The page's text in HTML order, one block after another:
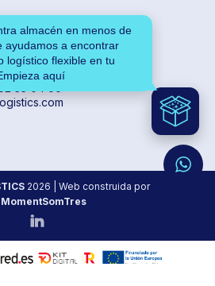
Ribes,
55 04 00
2026 | Web construida por
almacén en menos de
ayudamos a encontrar
logístico flexible en tu
aquí